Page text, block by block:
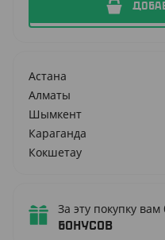
Астана
Алматы
Шымкент
Караганда
Кокшетау
За эту покупку
бонусов